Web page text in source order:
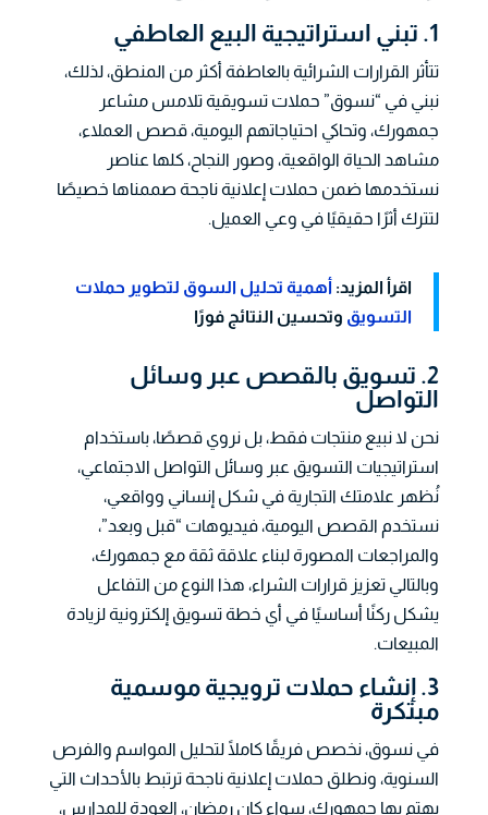
1. تبني استراتيجية البيع العاطفي
تتأثر القرارات الشرائية بالعاطفة أكثر من المنطق، لذلك،
نبني في “نسوق” حملات تسويقية تلامس مشاعر
جمهورك، وتحاكي احتياجاتهم اليومية، قصص العملاء،
مشاهد الحياة الواقعية، وصور النجاح، كلها عناصر
نستخدمها ضمن حملات إعلانية ناجحة صممناها خصيصًا
لتترك أثرًا حقيقيًا في وعي العميل.
اقرأ المزيد: أهمية تحليل السوق لتطوير حملات
التسويق وتحسين النتائج فورًا
2. تسويق بالقصص عبر وسائل
التواصل
نحن لا نبيع منتجات فقط، بل نروي قصصًا، باستخدام
استراتيجيات التسويق عبر وسائل التواصل الاجتماعي،
نُظهر علامتك التجارية في شكل إنساني وواقعي،
نستخدم القصص اليومية، فيديوهات “قبل وبعد”،
والمراجعات المصورة لبناء علاقة ثقة مع جمهورك،
وبالتالي تعزيز قرارات الشراء، هذا النوع من التفاعل
يشكل ركنًا أساسيًا في أي خطة تسويق إلكترونية لزيادة
المبيعات.
3. إنشاء حملات ترويجية موسمية
مبتكرة
في نسوق، نخصص فريقًا كاملًا لتحليل المواسم والفرص
السنوية، ونطلق حملات إعلانية ناجحة ترتبط بالأحداث التي
يهتم بها جمهورك، سواء كان رمضان، العودة للمدارس،